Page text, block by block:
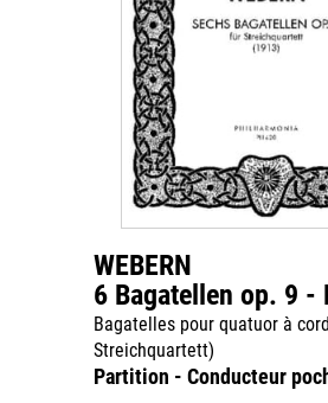
WEBERN
6 Bagatellen op. 9 -
Bagatelles pour quatuor à
Streichquartett)
Partition - Conducteur